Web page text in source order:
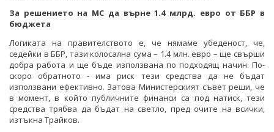
За решението на МС да върне 1.4 млрд. евро от ББР в
бюджета
Логиката на правителството е, че нямаме убеденост, че,
седейки в ББР, тази колосална сума – 1.4 млн. евро – ще свърши
добра работа и ще бъде използвана по подходящ начин. По-
скоро обратното - има риск тези средства да не бъдат
използвани ефективно. Затова Министерският съвет реши, че
в момент, в който публичните финанси са под натиск, тези
средства трябва да бъдат на светло, пред очите на всички,
изтъкна Трайков.